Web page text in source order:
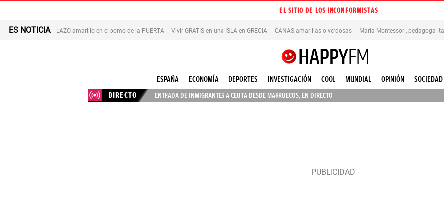
EL SITIO DE LOS INCONFORMISTAS
ES NOTICIA LAZO amarillo en el pomo de la PUERTA Vivir GRATIS en una ISLA en GRECIA CANAS amarillas o verdosas
ESPAÑA ECONOMÍA DEPORTES INVESTIGACIÓN COOL MUNDIAL OPINIÓN SOCIEDAD
DIRECTO
ENTRADA DE INMIGRANTES A CEUTA DESDE MARRUECOS, EN DIRECTO